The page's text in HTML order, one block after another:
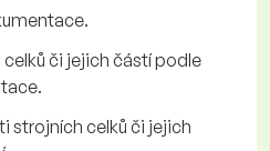
či jejich částí podle
strojních celků či jejich